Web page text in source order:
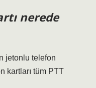
nerede
jetonlu telefon
kartları tüm PTT